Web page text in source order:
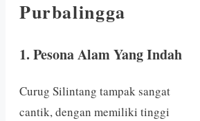
Purbalingga
1. Pesona Alam Yang Indah
Curug Silintang tampak sangat
cantik, dengan memiliki tinggi